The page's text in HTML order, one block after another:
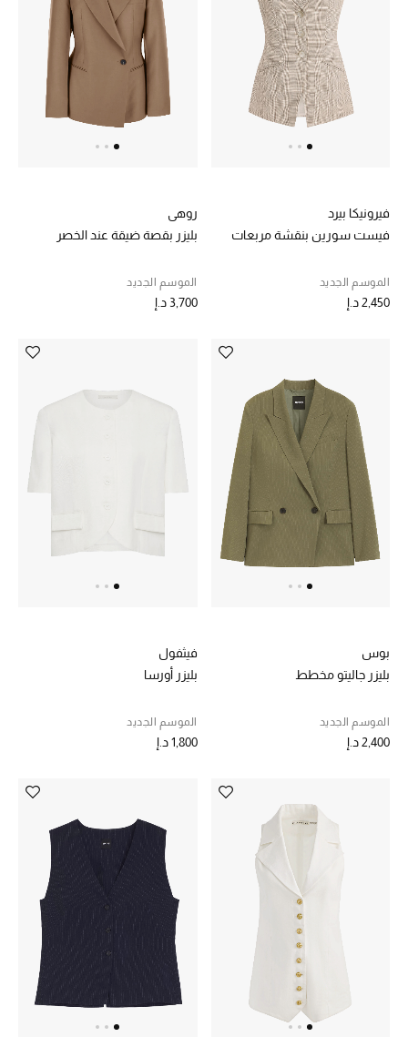
تسوقوا الآن
الرجال
الهدايا
ما وصلنا حديثاً
حصريًا عبر الإنترنت
دليل مستلزمات الرجال
أبرز المصممين
جميع الملابس الرجالية
الأحذية الرجالية
حقائب رجالية
الأطفال
عرض جميع المنتجات
عودة صغاركم للمدارس
فيرونيكا بيرد
فيست سورين بنقشة مربعات
الموسم الجديد
2,450 د.إ
روهي
بليزر بقصة ضيقة عند الخصر
الموسم الجديد
3,700 د.إ
بوس
بليزر جاليتو مخطط
الموسم الجديد
2,400 د.إ
فيثفول
بليزر أورسا
الموسم الجديد
1,800 د.إ